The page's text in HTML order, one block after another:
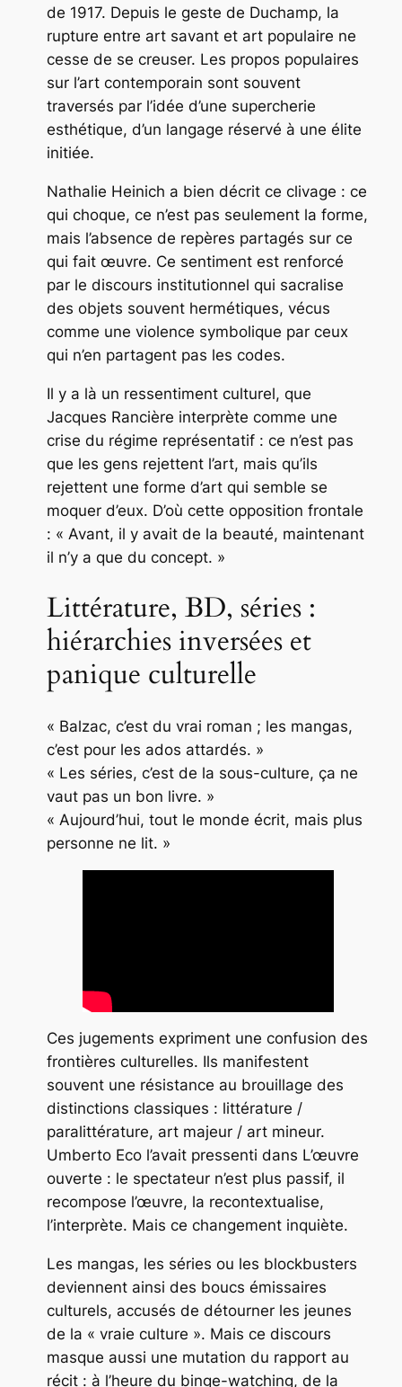
de 1917. Depuis le geste de Duchamp, la
rupture entre art savant et art populaire ne
cesse de se creuser. Les propos populaires
sur l’art contemporain sont souvent
traversés par l’idée d’une supercherie
esthétique, d’un langage réservé à une élite
initiée.
Nathalie Heinich a bien décrit ce clivage : ce
qui choque, ce n’est pas seulement la forme,
mais l’absence de repères partagés sur ce
qui fait œuvre. Ce sentiment est renforcé
par le discours institutionnel qui sacralise
des objets souvent hermétiques, vécus
comme une violence symbolique par ceux
qui n’en partagent pas les codes.
Il y a là un ressentiment culturel, que
Jacques Rancière interprète comme une
crise du régime représentatif : ce n’est pas
que les gens rejettent l’art, mais qu’ils
rejettent une forme d’art qui semble se
moquer d’eux. D’où cette opposition frontale
: « Avant, il y avait de la beauté, maintenant
il n’y a que du concept. »
Littérature, BD, séries :
hiérarchies inversées et
panique culturelle
« Balzac, c’est du vrai roman ; les mangas,
c’est pour les ados attardés. »
« Les séries, c’est de la sous-culture, ça ne
vaut pas un bon livre. »
« Aujourd’hui, tout le monde écrit, mais plus
personne ne lit. »
Ces jugements expriment une confusion des
frontières culturelles. Ils manifestent
souvent une résistance au brouillage des
distinctions classiques : littérature /
paralittérature, art majeur / art mineur.
Umberto Eco l’avait pressenti dans L’œuvre
ouverte : le spectateur n’est plus passif, il
recompose l’œuvre, la recontextualise,
l’interprète. Mais ce changement inquiète.
Les mangas, les séries ou les blockbusters
deviennent ainsi des boucs émissaires
culturels, accusés de détourner les jeunes
de la « vraie culture ». Mais ce discours
masque aussi une mutation du rapport au
récit : à l’heure du binge-watching, de la